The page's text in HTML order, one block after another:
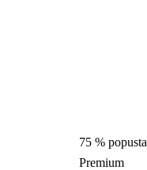
75 % popusta
Premium